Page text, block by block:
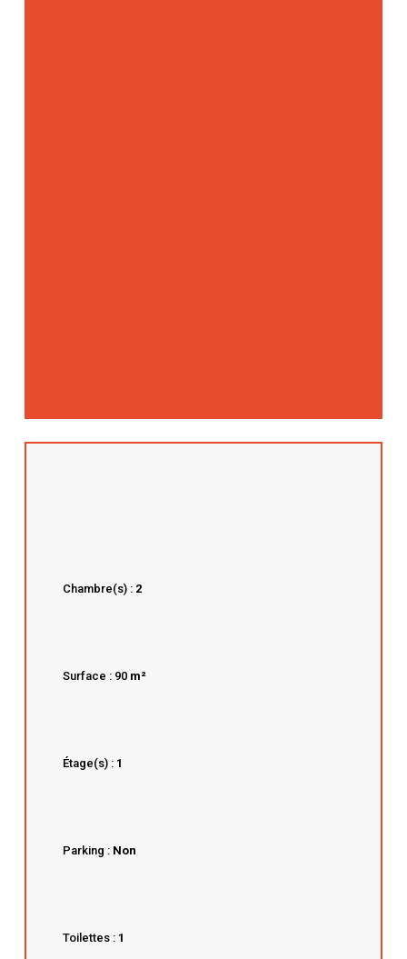
Chambre(s) : 2
Surface : 90 m²
Étage(s) : 1
Parking : Non
Toilettes : 1